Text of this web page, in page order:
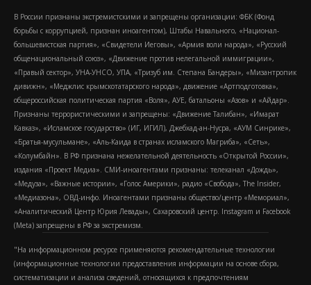
В России признаны экстремистскими и запрещены организации: ФБК (Фонд
борьбы с коррупцией, признан иноагентом), Штабы Навального, «Национал-
большевистская партия», «Свидетели Иеговы», «Армия воли народа», «Русский
общенациональный союз», «Движение против нелегальной иммиграции»,
«Правый сектор», УНА-УНСО, УПА, «Тризуб им. Степана Бандеры», «Мизантропик
дивижн», «Меджлис крымскотатарского народа», движение «Артподготовка»,
общероссийская политическая партия «Воля», АУЕ, батальоны «Азов» и «Айдар».
Признаны террористическими и запрещены: «Движение Талибан», «Имарат
Кавказ», «Исламское государство» (ИГ, ИГИЛ), Джебхад-ан-Нусра, «АУМ Синрике»,
«Братья-мусульмане», «Аль-Каида в странах исламского Магриба», «Сеть»,
«Колумбайн». В РФ признана нежелательной деятельность «Открытой России»,
издания «Проект Медиа». СМИ-иноагентами признаны: телеканал «Дождь»,
«Медуза», «Важные истории», «Голос Америки», радио «Свобода», The Insider,
«Медиазона», ОВД-инфо. Иноагентами признаны общество/центр «Мемориал»,
«Аналитический Центр Юрия Левады», Сахаровский центр. Instagram и Facebook
(Metа) запрещены в РФ за экстремизм.
"На информационном ресурсе применяются рекомендательные технологии
(информационные технологии предоставления информации на основе сбора,
систематизации и анализа сведений, относящихся к предпочтениям